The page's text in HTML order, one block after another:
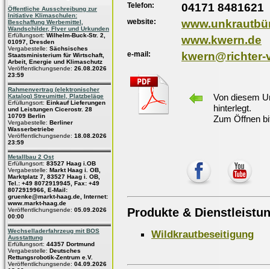
Öffentliche Ausschreibung zur
Initiative Klimaschulen:
Beschaffung Werbemittel,
Wandschilder, Flyer und Urkunden
Erfüllungsort: Wilhelm-Buck-Str. 2,
01097, Dresden
Vergabestelle: Sächsisches
Staatsministerium für Wirtschaft,
Arbeit, Energie und Klimaschutz
Veröffentlichungsende: 26.08.2026
23:59
Rahmenvertrag (elektronischer
Katalog) Streumittel, Platzbeläge
Erfüllungsort: Einkauf Lieferungen
und Leistungen Cicerostr. 28
10709 Berlin
Vergabestelle: Berliner
Wasserbetriebe
Veröffentlichungsende: 18.08.2026
23:59
Metallbau 2 Ost
Erfüllungsort: 83527 Haag i.OB
Vergabestelle: Markt Haag i. OB,
Marktplatz 7, 83527 Haag i. OB,
Tel.: +49 8072919945, Fax: +49
8072919966, E-Mail:
gruenke@markt-haag.de, Internet:
www.markt-haag.de
Veröffentlichungsende: 05.09.2026
00:00
Wechselladerfahrzeug mit BOS
Ausstattung
Erfüllungsort: 44357 Dortmund
Vergabestelle: Deutsches
Rettungsrobotik-Zentrum e.V.
Veröffentlichungsende: 04.09.2026
Telefon: 04171 8481621
website:
www.kwern.de
e-mail: kwern@richter-
Von diesem
hinterlegt.
Zum Öffnen
Produkte &
Wildkrautbeseitigung